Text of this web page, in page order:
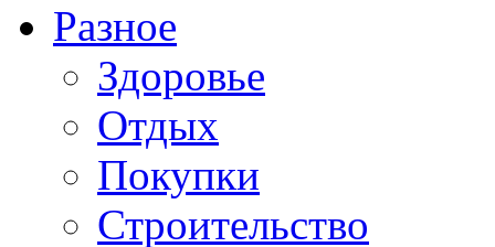
Разное
Здоровье
Отдых
Покупки
Строительство